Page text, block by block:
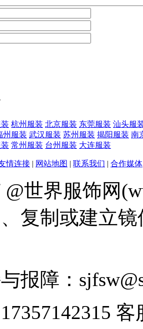
杭州服装 北京服装 东莞服装 汕头服
州服装 武汉服装 苏州服装 揭阳服装 南
常州服装 台州服装 大连服装
情连接 | 网站地图 | 联系我们 | 合作媒体
世界服饰网
复制或建立
报障：
客